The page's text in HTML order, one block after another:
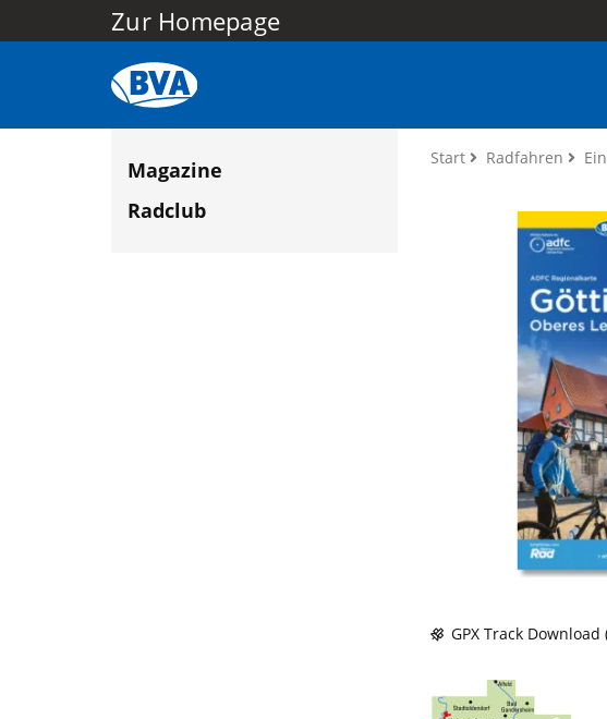
Zur Homepage
Magazine
Radclub
Start Radfahren
GPX Track Download